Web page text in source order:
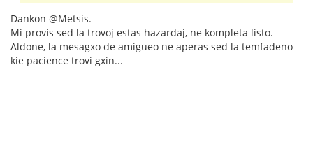
Dankon @Metsis.
Mi provis sed la trovoj estas hazardaj, ne kompleta listo.
Aldone, la mesagxo de amigueo ne aperas sed la temfadeno
kie pacience trovi gxin...